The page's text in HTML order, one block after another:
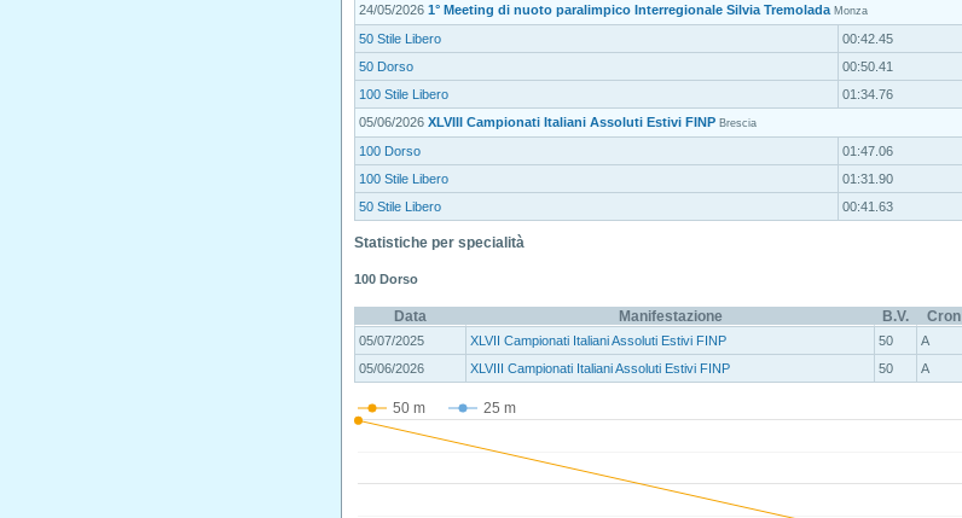
24/05/2026 1° Meeting di nuoto paralimpico Interregionale Silvia Tremolada Monza
50 Stile Libero
00:42.45
50 Dorso
00:50.41
100 Stile Libero
01:34.76
05/06/2026 XLVIII Campionati Italiani Assoluti Estivi FINP Brescia
100 Dorso
01:47.06
100 Stile Libero
01:31.90
50 Stile Libero
00:41.63
Statistiche per specialità
100 Dorso
Data Manifestazione B.V. Cron
05/07/2025 XLVII Campionati Italiani Assoluti Estivi FINP 50 A
05/06/2026
XLVIII Campionati Italiani Assoluti Estivi FINP 50 A
50 m 25 m